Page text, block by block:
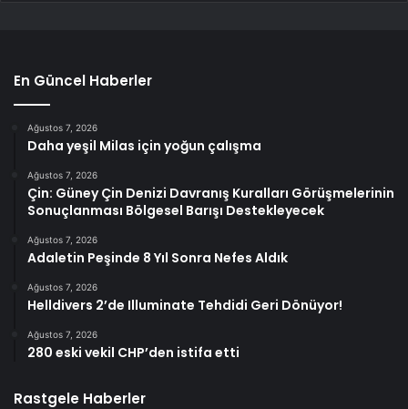
En Güncel Haberler
Ağustos 7, 2026
Daha yeşil Milas için yoğun çalışma
Ağustos 7, 2026
Çin: Güney Çin Denizi Davranış Kuralları Görüşmelerinin
Sonuçlanması Bölgesel Barışı Destekleyecek
Ağustos 7, 2026
Adaletin Peşinde 8 Yıl Sonra Nefes Aldık
Ağustos 7, 2026
Helldivers 2’de Illuminate Tehdidi Geri Dönüyor!
Ağustos 7, 2026
280 eski vekil CHP’den istifa etti
Rastgele Haberler